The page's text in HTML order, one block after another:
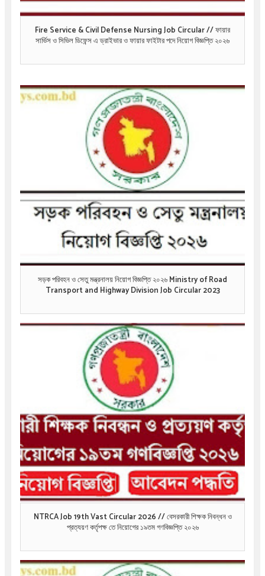
Fire Service & Civil Defense Nursing Job Circular // ফায়ার
সার্ভিস ও সিভিল ডিফেন্স এ ড্রাইভার ও ফায়ার ফাইটার পদে নিয়োগ বিজ্ঞপ্তি ২০২৬
সড়ক পরিবহন ও সেতু মন্ত্রনালয় নিয়োগ বিজ্ঞপ্তি ২০২৬ Ministry of Road
Transport and Highway Division Job Circular 2023
NTRCA Job 19th Vast Circular 2026 // বেসরকারী শিক্ষক নিবন্ধন ও
প্রত্যয়ণ কর্তৃপক্ষ তে নিয়োগের ১৯তম গণবিজ্ঞপ্তি ২০২৬